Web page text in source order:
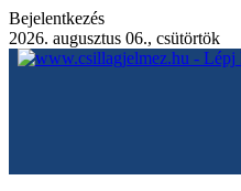
Bejelentkezés
2026. augusztus 06., csütörtök